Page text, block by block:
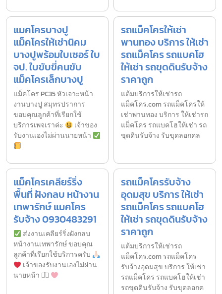
แมคโครบางปู
แม็คโครให้เช่านิคม
บางปูพร้อมใบเซอร์ ใบ
จป. ใบขับขี่คนขับ
แม็คโครเล็กบางปู
แม็คโคร PC35 หัวเจาะหน้า
งานบางปู สมุทรปราการ
ขอบคุณลูกค้าที่เรียกใช้
บริการเพจเราค่ะ
เจ้าของ
รับงานเองไม่ผ่านนายหน้า
รถแม็คโครให้เช่า
พานทอง บริการ ให้เช่า
รถแม็คโคร รถแบคโฮ
ให้เช่า รถขุดดินรับจ้าง
ราคาถูก
แต้มบริการให้เช่ารถ
แม็คโคร.com รถแม็คโครให้
เช่าพานทอง บริการ ให้เช่ารถ
แม็คโคร รถแบคโฮให้เช่า รถ
ขุดดินรับจ้าง รับขุดลอกคล
แม็คโครเคลียร์ริ่ง
พื้นที่ ฝังกลบ หน้างาน
เทพารักษ์ แมคโคร
รับจ้าง 0930483291
ส่งงานเคลียร์ริ่งฝังกลบ
หน้างานเทพารักษ์ ขอบคุณ
ลูกค้าที่เรียกใช้บริการครับ
เจ้าของรับงานเองไม่ผ่าน
นายหน้า ◡̈⃝
รถแม็คโครรับจ้าง
อุดมสุข บริการ ให้เช่า
รถแม็คโคร รถแบคโฮ
ให้เช่า รถขุดดินรับจ้าง
ราคาถูก
แต้มบริการให้เช่ารถ
แม็คโคร.com รถแม็คโคร
รับจ้างอุดมสุข บริการ ให้เช่า
รถแม็คโคร รถแบคโฮให้เช่า
รถขุดดินรับจ้าง รับขุดลอกค